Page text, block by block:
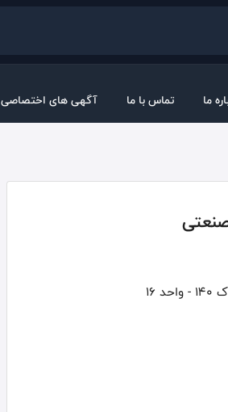
ما تماس با ما آگهی های اختصاصی